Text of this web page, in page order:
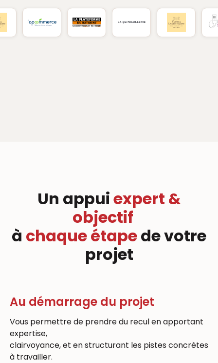
Un appuiexpert &
objectif
à chaque étapede votre
projet
Au démarrage du projet
Vous permettre de prendre du recul en apportant
expertise,
clairvoyance, et en structurant les pistes concrètes
à travailler.